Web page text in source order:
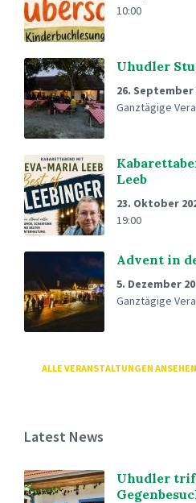
10:00
Uhudler
26. September
Ganztägige
Leeb
23. Oktober
19:00
Advent in
5. Dezember
Ganztägige
ALLE VERANSTALTUNGEN ANSEHEN
Latest News
Uhudler